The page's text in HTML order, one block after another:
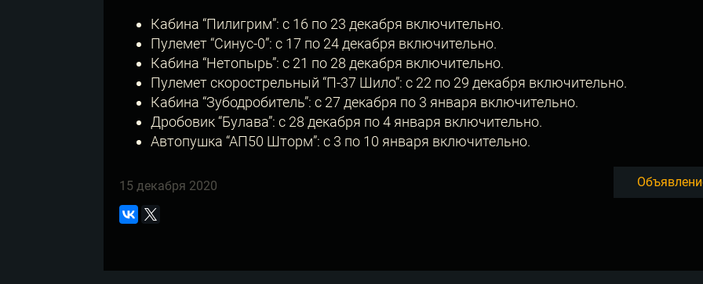
Кабина “Пилигрим”: с 16 по 23 декабря включительно.
Пулемет “Синус-0”: с 17 по 24 декабря включительно.
Кабина “Нетопырь”: с 21 по 28 декабря включительно.
Пулемет скорострельный “П-37 Шило”: с 22 по 29 декабря включительно.
Кабина “Зубодробитель”: с 27 декабря по 3 января включительно.
Дробовик “Булава”: с 28 декабря по 4 января включительно.
Автопушка “АП50 Шторм”: с 3 по 10 января включительно.
15 декабря 2020